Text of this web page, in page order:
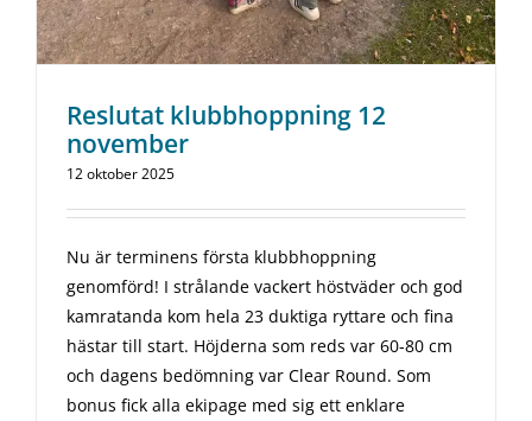
Reslutat klubbhoppning 12
november
12 oktober 2025
Nu är terminens första klubbhoppning
genomförd! I strålande vackert höstväder och god
kamratanda kom hela 23 duktiga ryttare och fina
hästar till start. Höjderna som reds var 60-80 cm
och dagens bedömning var Clear Round. Som
bonus fick alla ekipage med sig ett enklare